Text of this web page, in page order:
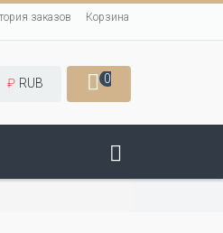
заказов Корзина
₽ RUB 0